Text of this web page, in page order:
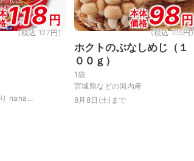
118 円
(税込 127円)
nana...
本体
価格98 円
(税込 105円)
ホクトのぶなしめじ（１
００ｇ）
1袋
宮城県などの国内産
8月8日(土)まで